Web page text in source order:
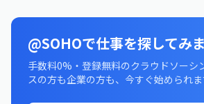
@SOHOで仕事を探してみ
手数料0%・登録無料のクラウドソーシ
スの方も企業の方も、今すぐ始められま